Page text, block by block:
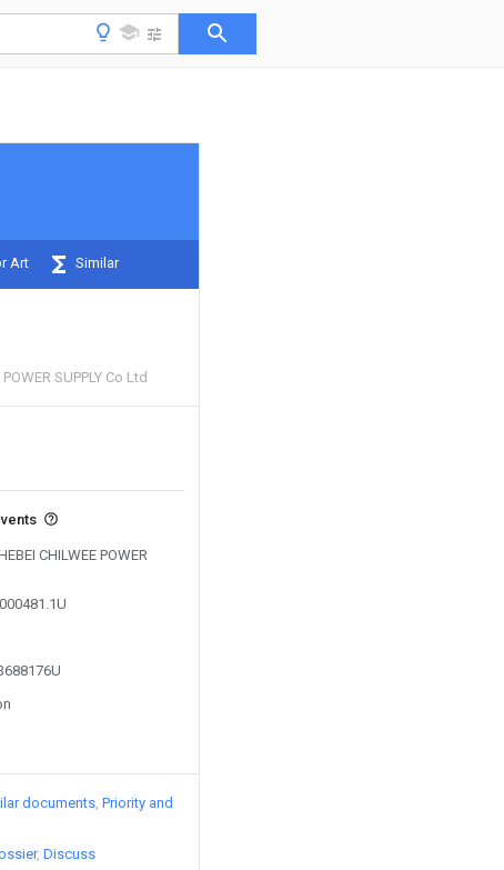
Art Similar
SUPPLY Co Ltd
CHILWEE POWER
documents Priority and
Discuss